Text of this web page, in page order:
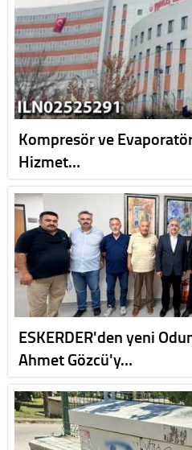
Kompresör ve
Hizmet…
ESKERDER'den yeni
Ahmet Gözcü'y…